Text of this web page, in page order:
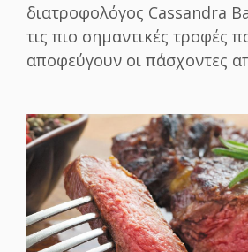
διατροφολόγος Cassandra
τις πιο σημαντικές τροφές
αποφεύγουν οι πάσχοντες